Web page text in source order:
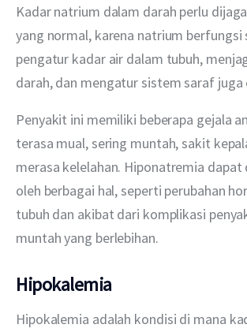
Kadar natrium dalam darah perlu
yang normal, karena natrium berfungsi
pengatur kadar air dalam tubuh,
darah, dan mengatur sistem saraf
Penyakit ini memiliki beberapa gejala
terasa mual, sering muntah, sakit
merasa kelelahan. Hiponatremia dapat
oleh berbagai hal, seperti perubahan
tubuh dan akibat dari komplikasi
muntah yang berlebihan.
Hipokalemia
Hipokalemia adalah kondisi di mana